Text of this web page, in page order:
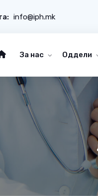
info@iph.mk
За нас Оддели